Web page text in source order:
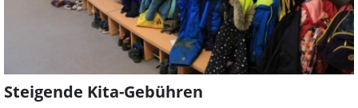
Eltern gegenüber dieser Zeitung.
Steigende Kita-Gebühren